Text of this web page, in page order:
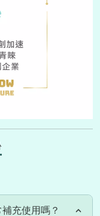
充使用嗎？